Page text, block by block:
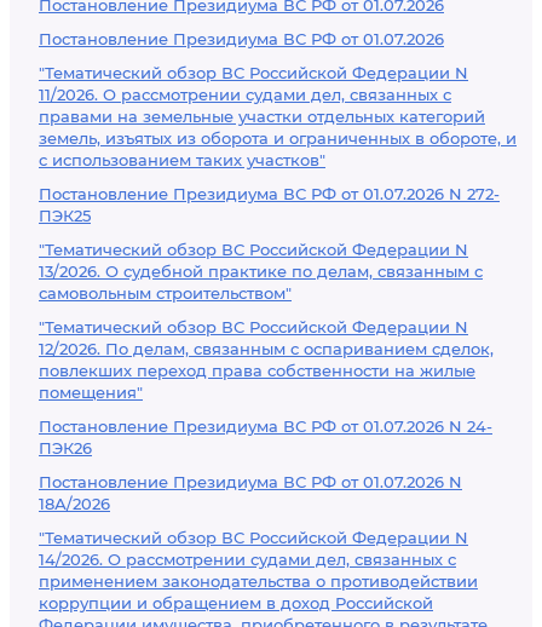
Постановление Президиума ВС РФ от 01.07.2026
Постановление Президиума ВС РФ от 01.07.2026
"Тематический обзор ВС Российской Федерации N
11/2026. О рассмотрении судами дел, связанных с
правами на земельные участки отдельных категорий
земель, изъятых из оборота и ограниченных в обороте, и
с использованием таких участков"
Постановление Президиума ВС РФ от 01.07.2026 N 272-
ПЭК25
"Тематический обзор ВС Российской Федерации N
13/2026. О судебной практике по делам, связанным с
самовольным строительством"
"Тематический обзор ВС Российской Федерации N
12/2026. По делам, связанным с оспариванием сделок,
повлекших переход права собственности на жилые
помещения"
Постановление Президиума ВС РФ от 01.07.2026 N 24-
ПЭК26
Постановление Президиума ВС РФ от 01.07.2026 N
18А/2026
"Тематический обзор ВС Российской Федерации N
14/2026. О рассмотрении судами дел, связанных с
применением законодательства о противодействии
коррупции и обращением в доход Российской